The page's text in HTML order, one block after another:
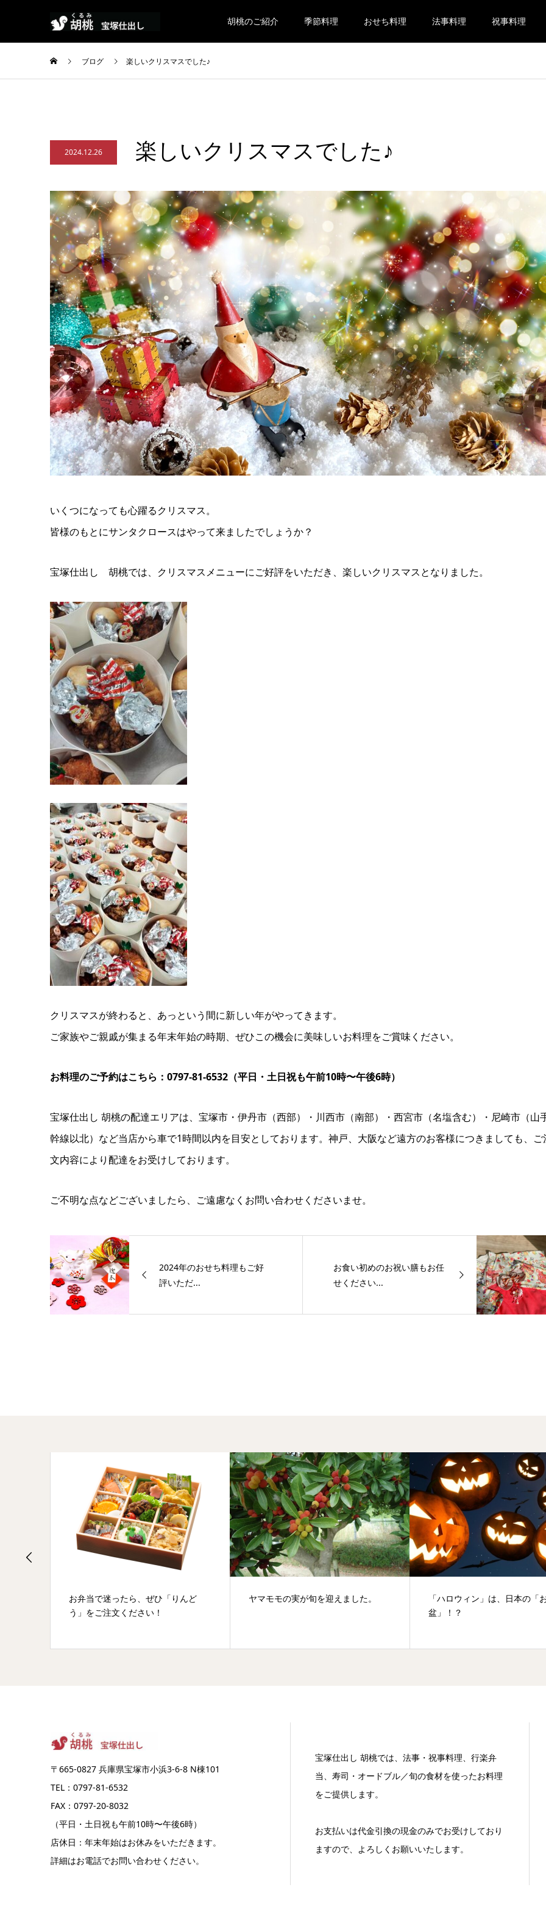
胡桃のご紹介 季節料理 おせち料理 法事料理 祝事料理
ブログ 楽しいクリスマスでした♪
2024.12.26 楽しいクリスマスでした♪
いくつになっても心躍るクリスマス。
皆様のもとにサンタクロースはやって来ましたでしょうか？
宝塚仕出し 胡桃では、クリスマスメニューにご好評をいただき、楽しいクリスマスとなりました。
クリスマスが終わると、あっという間に新しい年がやってきます。
ご家族やご親戚が集まる年末年始の時期、ぜひこの機会に美味しいお料理をご賞味ください。
お料理のご予約はこちら：0797-81-6532（平日・土日祝も午前10時〜午後6時）
宝塚仕出し 胡桃の配達エリアは、宝塚市・伊丹市（西部）・川西市（南部）・西宮市（名塩含む）・尼崎市（山
幹線以北）など当店から車で1時間以内を目安としております。神戸、大阪など遠方のお客様につきましても、ご
文内容により配達をお受けしております。
ご不明な点などございましたら、ご遠慮なくお問い合わせくださいませ。
2024年のおせち料理もご好
評いただ...
お食い初めのお祝い膳もお任
せください...
お弁当で迷ったら、ぜひ「りんど
う」をご注文ください！
ヤマモモの実が旬を迎えました。
「ハロウィン」は、日本の「お
〒665-0827 兵庫県宝塚市小浜3-6-8 N棟101
TEL：0797-81-6532
FAX：0797-20-8032
（平日・土日祝も午前10時〜午後6時）
店休日：年末年始はお休みをいただきます。
詳細はお電話でお問い合わせください。
宝塚仕出し 胡桃では、法事・祝事料理、行楽弁
当、寿司・オードブル／旬の食材を使ったお料理
をご提供します。
お支払いは代金引換の現金のみでお受けしており
ますので、よろしくお願いいたします。